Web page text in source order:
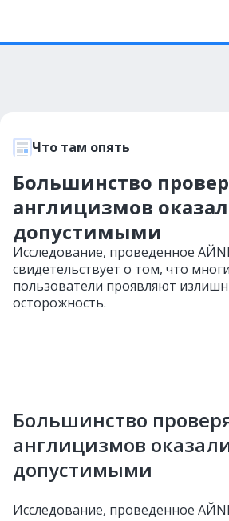
Что там опять
Большинство
англицизмов
допустимыми
Исследование, проведенное
свидетельствует о том, что
пользователи проявляют
осторожность.
Большинство
англицизмов
допустимыми
Исследование, проведенное